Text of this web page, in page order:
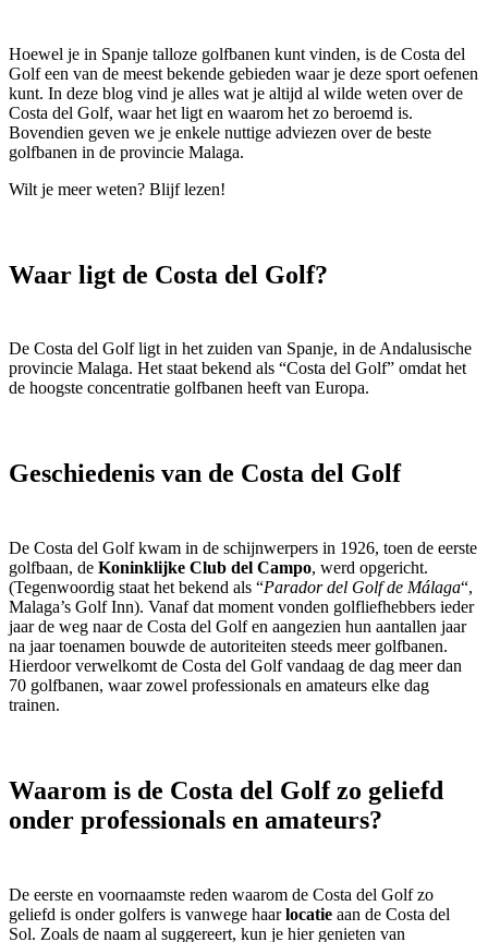
Hoewel je in Spanje talloze golfbanen kunt vinden, is de Costa del
Golf een van de meest bekende gebieden waar je deze sport oefenen
kunt. In deze blog vind je alles wat je altijd al wilde weten over de
Costa del Golf, waar het ligt en waarom het zo beroemd is.
Bovendien geven we je enkele nuttige adviezen over de beste
golfbanen in de provincie Malaga.
Wilt je meer weten? Blijf lezen!
Waar ligt de Costa del Golf?
De Costa del Golf ligt in het zuiden van Spanje, in de Andalusische
provincie Malaga. Het staat bekend als “Costa del Golf” omdat het
de hoogste concentratie golfbanen heeft van Europa.
Geschiedenis van de Costa del Golf
De Costa del Golf kwam in de schijnwerpers in 1926, toen de eerste
golfbaan, de Koninklijke Club del Campo, werd opgericht.
(Tegenwoordig staat het bekend als “Parador del Golf de Málaga“,
Malaga’s Golf Inn). Vanaf dat moment vonden golfliefhebbers ieder
jaar de weg naar de Costa del Golf en aangezien hun aantallen jaar
na jaar toenamen bouwde de autoriteiten steeds meer golfbanen.
Hierdoor verwelkomt de Costa del Golf vandaag de dag meer dan
70 golfbanen, waar zowel professionals en amateurs elke dag
trainen.
Waarom is de Costa del Golf zo geliefd
onder professionals en amateurs?
De eerste en voornaamste reden waarom de Costa del Golf zo
geliefd is onder golfers is vanwege haarlocatie aan de Costa del
Sol. Zoals de naam al suggereert, kun je hier genieten van